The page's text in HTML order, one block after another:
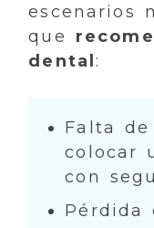
escenarios
que
dental:
Falta de
colocar
con
Pérdida